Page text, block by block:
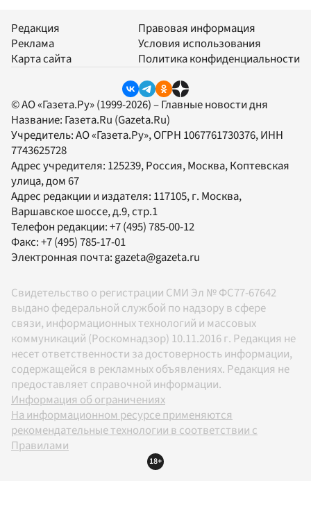
Редакция
Реклама
Карта сайта
Правовая информация
Условия использования
Политика конфиденциальности
© АО «Газета.Ру» (1999-2026) – Главные новости дня
Название: Газета.Ru (Gazeta.Ru)
Учредитель:АО «Газета.Ру», ОГРН 1067761730376, ИНН
7743625728
Адрес учредителя: 125239, Россия, Москва, Коптевская
улица, дом 67
Адрес редакции и издателя: 117105, г. Москва,
Варшавское шоссе, д.9, стр.1
Телефон редакции:+7 (495) 785-00-12
Факс:+7 (495) 785-17-01
Электронная почта:gazeta@gazeta.ru
Свидетельство о регистрации СМИ Эл № ФС77-67642
выдано федеральной службой по надзору в сфере
связи, информационных технологий и массовых
коммуникаций (Роскомнадзор) 10.11.2016 г. Редакция не
несет ответственности за достоверность информации,
содержащейся в рекламных объявлениях. Редакция не
предоставляет справочной информации.
Информация об ограничениях
На информационном ресурсе применяются
рекомендательные технологии в соответствии с
Правилами
18+